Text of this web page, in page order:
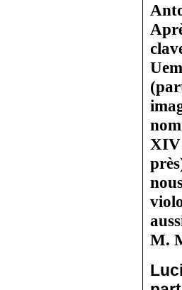
XIV
M.